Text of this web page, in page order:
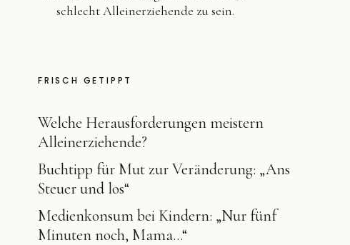
schlecht Alleinerziehende zu sein.
FRISCH GETIPPT
Welche Herausforderungen meistern
Alleinerziehende?
Buchtipp für Mut zur Veränderung: „Ans
Steuer und los“
Medienkonsum bei Kindern: „Nur fünf
Minuten noch, Mama…“